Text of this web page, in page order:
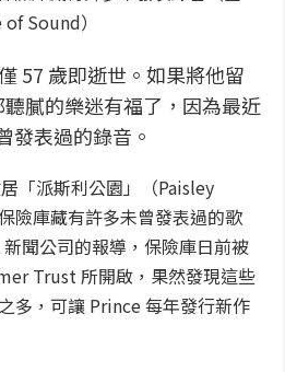
Sound）
57 歲即逝世。如果將他留
膩的樂迷有福了，因為最近
發表過的錄音。
「派斯利公園」（Paisley
險庫藏有許多未曾發表過的歌
聞公司的報導，保險庫日前被
Trust 所開啟，果然發現這些
多，可讓 Prince 每年發行新作